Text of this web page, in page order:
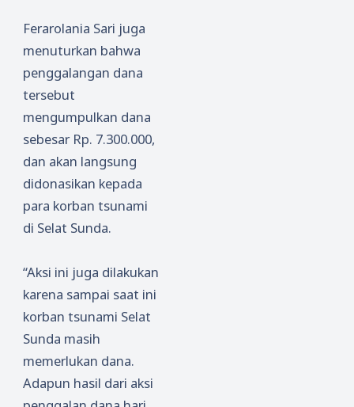
Ferarolania Sari juga
menuturkan bahwa
penggalangan dana
tersebut
mengumpulkan dana
sebesar Rp. 7.300.000,
dan akan langsung
didonasikan kepada
para korban tsunami
di Selat Sunda.
“Aksi ini juga dilakukan
karena sampai saat ini
korban tsunami Selat
Sunda masih
memerlukan dana.
Adapun hasil dari aksi